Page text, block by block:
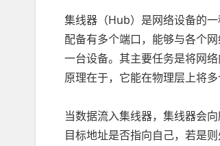
集线器（Hub）是网络设备的
配备有多个端口，能够与各个
一台设备。其主要任务是将网
原理在于，它能在物理层上将
当数据流入集线器，集线器会
目标地址是否指向自己，若是